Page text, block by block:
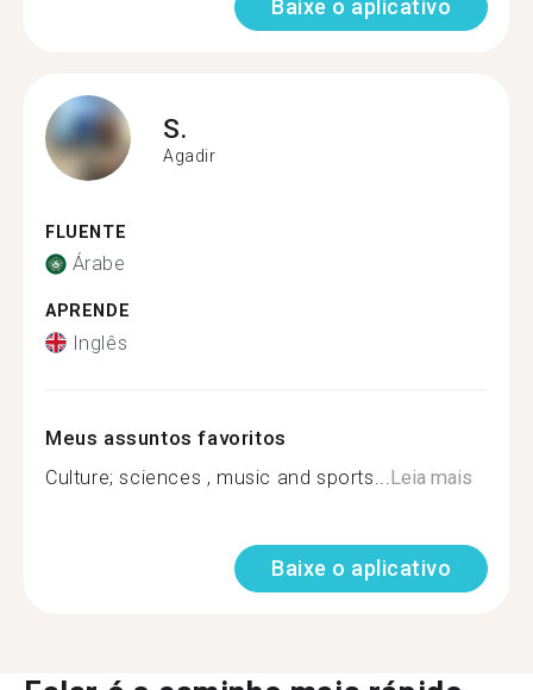
Baixe o aplicativo
S.
Agadir
FLUENTE
Árabe
APRENDE
Inglês
Meus assuntos favoritos
Culture; sciences , music and sports... Leia mais
Baixe o aplicativo